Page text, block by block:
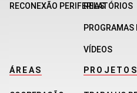
RECONEXÃO PERIFERIASRELATÓRIOS
PROGRAMAS
VÍDEOS
ÁREAS PROJETOS